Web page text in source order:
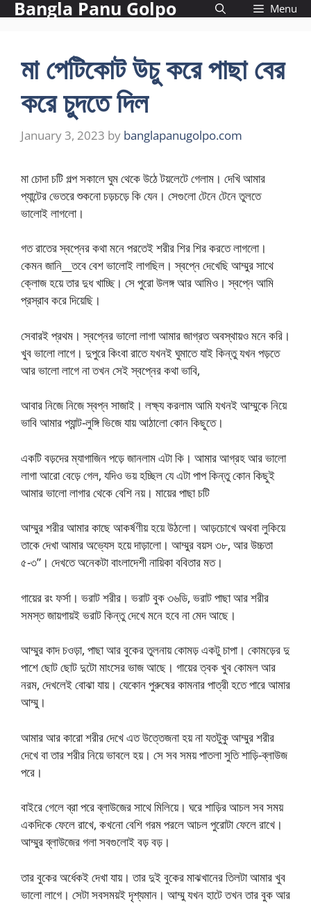
SkipBangla Panu Golpo Menu
মা পেটিকোট উচু করে পাছা বের
করে চুদতে দিল
January 3, 2023 by banglapanugolpo.com
মা চোদা চটি গল্প সকালে ঘুম থেকে উঠে টয়লেটে গেলাম। দেখি আমার
প্যান্টের ভেতরে শুকনো চড়চড়ে কি যেন। সেগুলো টেনে টেনে তুলতে
ভালোই লাগলো।
গত রাতের স্বপ্নের কথা মনে পরতেই শরীর শির শির করতে লাগলো।
কেমন জানি__তবে বেশ ভালোই লাগছিল। স্বপ্নে দেখেছি আম্মুর সাথে
ক্লোজ হয়ে তার দুধ খাচ্ছি। সে পুরো উলঙ্গ আর আমিও। স্বপ্নে আমি
প্রস্রাব করে দিয়েছি।
সেবারই প্রথম। স্বপ্নের ভালো লাগা আমার জাগ্রত অবস্থায়ও মনে করি।
খুব ভালো লাগে। দুপুরে কিংবা রাতে যখনই ঘুমাতে যাই কিন্তু যখন পড়তে
আর ভালো লাগে না তখন সেই স্বপ্নের কথা ভাবি,
আবার নিজে নিজে স্বপ্ন সাজাই। লক্ষ্য করলাম আমি যখনই আম্মুকে নিয়ে
ভাবি আমার প্যান্ট-লুঙ্গি ভিজে যায় আঠালো কোন কিছুতে।
একটি বড়দের ম্যাগাজিন পড়ে জানলাম এটা কি। আমার আগ্রহ আর ভালো
লাগা আরো বেড়ে গেল, যদিও ভয় হচ্ছিল যে এটা পাপ কিন্তু কোন কিছুই
আমার ভালো লাগার থেকে বেশি নয়। মায়ের পাছা চটি
আম্মুর শরীর আমার কাছে আকর্ষণীয় হয়ে উঠলো। আড়চোখে অথবা লুকিয়ে
তাকে দেখা আমার অভ্যেস হয়ে দাড়ালো। আম্মুর বয়স ৩৮, আর উচ্চতা
৫-৩”। দেখতে অনেকটা বাংলাদেশী নায়িকা ববিতার মত।
গায়ের রং ফর্সা। ভরাট শরীর। ভরাট বুক ৩৬ডি, ভরাট পাছা আর শরীর
সমস্ত জায়গায়ই ভরাট কিন্তু দেখে মনে হবে না মেদ আছে।
আম্মুর কাদ চওড়া, পাছা আর বুকের তুলনায় কোমড় একটু চাপা। কোমড়ের দু
পাশে ছোট ছোট দুটো মাংসের ভাজ আছে। গায়ের ত্বক খুব কোমল আর
নরম, দেখলেই বোঝা যায়। যেকোন পুরুষের কামনার পাত্রী হতে পারে আমার
আম্মু।
আমার আর কারো শরীর দেখে এত উত্তেজনা হয় না যতটুকু আম্মুর শরীর
দেখে বা তার শরীর নিয়ে ভাবলে হয়। সে সব সময় পাতলা সুতি শাড়ি-ব্লাউজ
পরে।
বাইরে গেলে ব্রা পরে ব্লাউজের সাথে মিলিয়ে। ঘরে শাড়ির আচল সব সময়
একদিকে ফেলে রাখে, কখনো বেশি গরম পরলে আচল পুরোটা ফেলে রাখে।
আম্মুর ব্লাউজের গলা সবগুলোই বড় বড়।
তার বুকের অর্ধেকই দেখা যায়। তার দুই বুকের মাঝখানের তিলটা আমার খুব
ভালো লাগে। সেটা সবসময়ই দৃশ্যমান। আম্মু যখন হাটে তখন তার বুক আর